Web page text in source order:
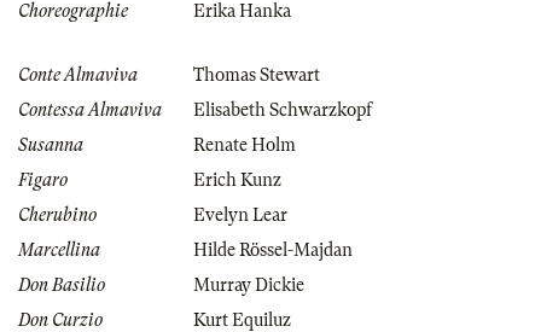
Choreographie Erika Hanka
Conte Almaviva
Thomas Stewart
Contessa Almaviva
Elisabeth Schwarzkopf
Susanna
Renate Holm
Figaro
Erich Kunz
Cherubino
Evelyn Lear
Marcellina
Hilde Rössel-Majdan
Don Basilio
Murray Dickie
Don Curzio
Kurt Equiluz